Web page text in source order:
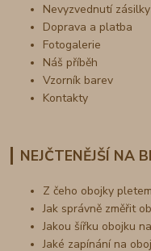
Nevyzvednutí zásilky
Doprava a platba
Fotogalerie
Náš příběh
Vzorník barev
Kontakty
NEJČTENĚJŠÍ NA
Z čeho obojky
Jak správně změřit
Jakou šířku obojku
Jaké zapínání na